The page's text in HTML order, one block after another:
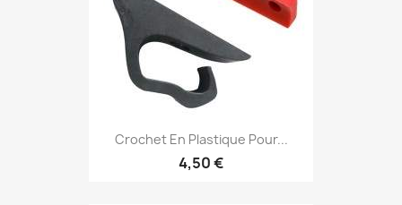
Crochet En Plastique Pour...
4,50 €